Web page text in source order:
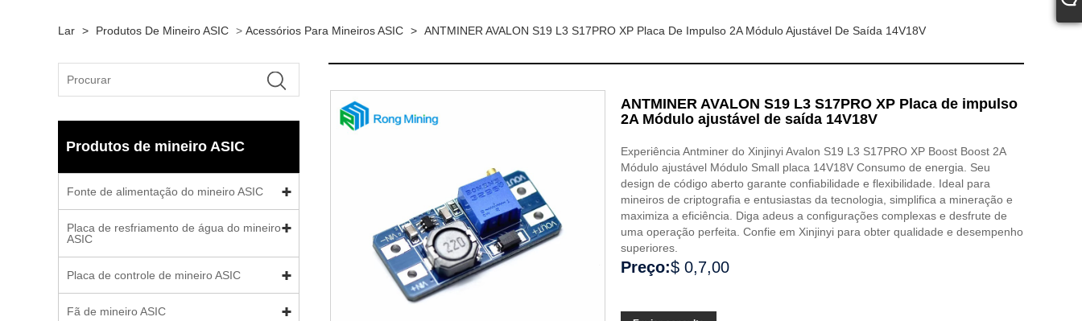
Lar > Produtos De Mineiro ASIC > Acessórios Para Mineiros ASIC > ANTMINER AVALON S19 L3 S17PRO XP Placa De Impulso 2A Módulo Ajustável De Saída 14V18V
Produtos de mineiro ASIC
Fonte de alimentação do mineiro ASIC
Placa de resfriamento de água do mineiro
ASIC
Placa de controle de mineiro ASIC
Fã de mineiro ASIC
ANTMINER AVALON S19 L3 S17PRO XP Placa de impulso
2A Módulo ajustável de saída 14V18V
Experiência Antminer do Xinjinyi Avalon S19 L3 S17PRO XP Boost Boost 2A
Módulo ajustável Módulo Small placa 14V18V Consumo de energia. Seu
design de código aberto garante confiabilidade e flexibilidade. Ideal para
mineiros de criptografia e entusiastas da tecnologia, simplifica a mineração e
maximiza a eficiência. Diga adeus a configurações complexas e desfrute de
uma operação perfeita. Confie em Xinjinyi para obter qualidade e desempenho
superiores.
Preço:$ 0,7,00